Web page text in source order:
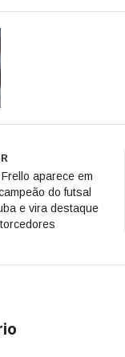
aparece em
do futsal
e vira destaque